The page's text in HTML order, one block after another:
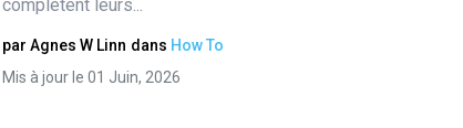
complètent leurs...
par Agnes W Linn dans How To
Mis à jour le 01 Juin, 2026